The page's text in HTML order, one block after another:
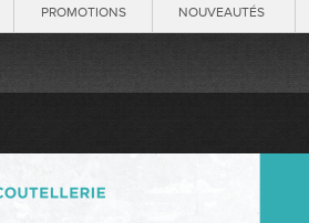
PROMOTIONS NOUVEAUTÉS